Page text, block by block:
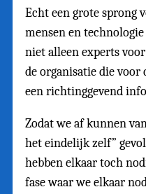
Echt een grote sprong
mensen en
niet alleen experts
de organisatie die voor
een richtinggevend
Zodat we af kunnen
het eindelijk zelf”
hebben elkaar toch
fase waar we elkaar